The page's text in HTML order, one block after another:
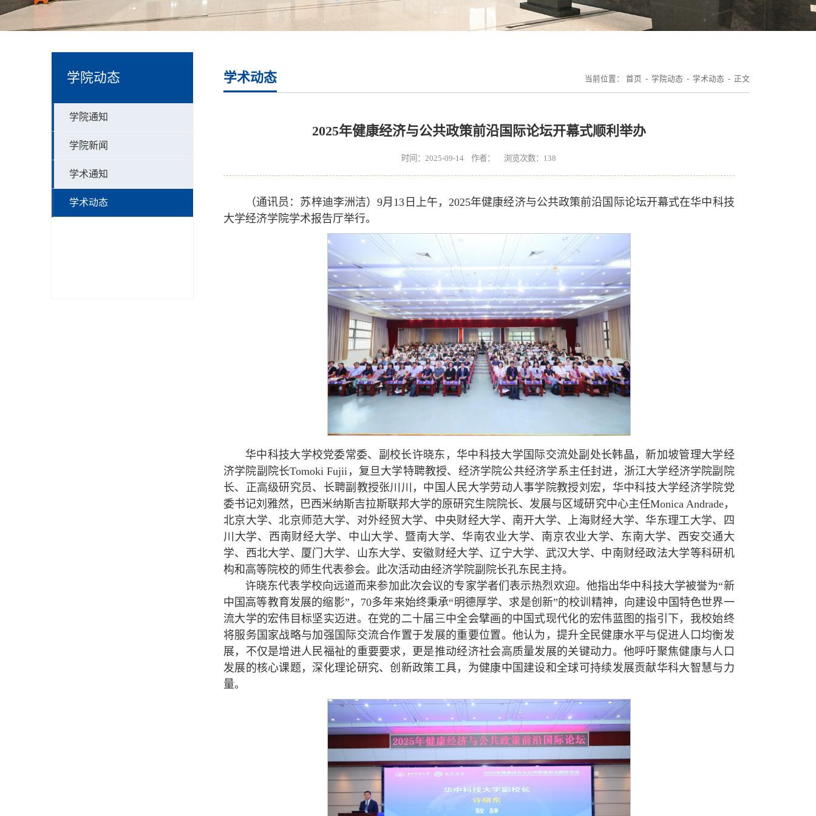
学院动态
学院通知
学院新闻
学术通知
学术动态
学术动态 当前位置： 首页 - 学院动态 - 学术动态 - 正文
2025年健康经济与公共政策前沿国际论坛开幕式顺利举办
时间：2025-09-14 作者： 浏览次数： 138
（通讯员：苏梓迪李洲洁）9月13日上午，2025年健康经济与公共政策前沿国际论坛开幕式在华中科技
大学经济学院学术报告厅举行。
华中科技大学校党委常委、副校长许晓东，华中科技大学国际交流处副处长韩晶，新加坡管理大学经
济学院副院长Tomoki Fujii，复旦大学特聘教授、经济学院公共经济学系主任封进，浙江大学经济学院副院
长、正高级研究员、长聘副教授张川川，中国人民大学劳动人事学院教授刘宏，华中科技大学经济学院党
委书记刘雅然，巴西米纳斯吉拉斯联邦大学的原研究生院院长、发展与区域研究中心主任Monica Andrade，
北京大学、北京师范大学、对外经贸大学、中央财经大学、南开大学、上海财经大学、华东理工大学、四
川大学、西南财经大学、中山大学、暨南大学、华南农业大学、南京农业大学、东南大学、西安交通大
学、西北大学、厦门大学、山东大学、安徽财经大学、辽宁大学、武汉大学、中南财经政法大学等科研机
构和高等院校的师生代表参会。此次活动由经济学院副院长孔东民主持。
许晓东代表学校向远道而来参加此次会议的专家学者们表示热烈欢迎。他指出华中科技大学被誉为“新
中国高等教育发展的缩影”，70多年来始终秉承“明德厚学、求是创新”的校训精神，向建设中国特色世界一
流大学的宏伟目标坚实迈进。在党的二十届三中全会擘画的中国式现代化的宏伟蓝图的指引下，我校始终
将服务国家战略与加强国际交流合作置于发展的重要位置。他认为，提升全民健康水平与促进人口均衡发
展，不仅是增进人民福祉的重要要求，更是推动经济社会高质量发展的关键动力。他呼吁聚焦健康与人口
发展的核心课题，深化理论研究、创新政策工具，为健康中国建设和全球可持续发展贡献华科大智慧与力
量。